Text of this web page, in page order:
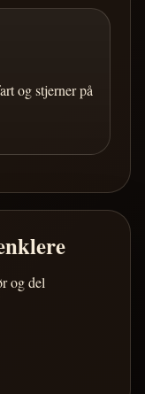
og stjerner på
og del